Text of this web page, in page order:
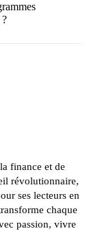
finance et de
révolutionnaire,
ses lecteurs en
chaque
passion, vivre